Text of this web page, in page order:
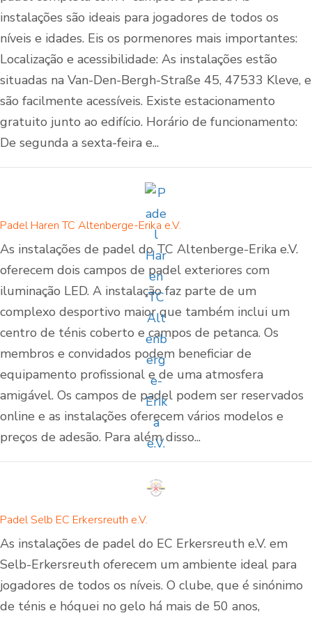
instalações são ideais para jogadores de todos os
níveis e idades. Eis os pormenores mais importantes:
Localização e acessibilidade: As instalações estão
situadas na Van-Den-Bergh-Straße 45, 47533 Kleve, e
são facilmente acessíveis. Existe estacionamento
gratuito junto ao edifício. Horário de funcionamento:
De segunda a sexta-feira e...
Padel Haren TC Altenberge-Erika e.V.
As instalações de padel do TC Altenberge-Erika e.V.
oferecem dois campos de padel exteriores com
iluminação LED. A instalação faz parte de um
complexo desportivo maior que também inclui um
centro de ténis coberto e campos de petanca. Os
membros e convidados podem beneficiar de
equipamento profissional e de uma atmosfera
amigável. Os campos de padel podem ser reservados
online e as instalações oferecem vários modelos e
preços de adesão. Para além disso...
Padel Selb EC Erkersreuth e.V.
As instalações de padel do EC Erkersreuth e.V. em
Selb-Erkersreuth oferecem um ambiente ideal para
jogadores de todos os níveis. O clube, que é sinónimo
de ténis e hóquei no gelo há mais de 50 anos,